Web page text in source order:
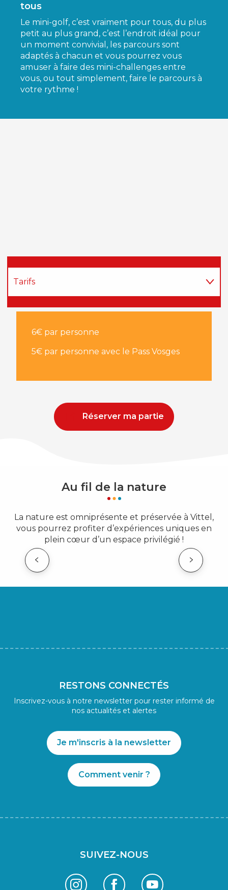
tous
Le mini-golf, c’est vraiment pour tous, du plus
petit au plus grand, c’est l’endroit idéal pour
un moment convivial, les parcours sont
adaptés à chacun et vous pourrez vous
amuser à faire des mini-challenges entre
vous, ou tout simplement, faire le parcours à
votre rythme !
Tarifs
Gratuité
6€ par personne
5€ par personne avec le Pass Vosges
Réserver ma partie
Au fil de la nature
La nature est omniprésente et préservée à Vittel,
vous pourrez profiter d’expériences uniques en
plein cœur d’un espace privilégié !
UNE FORÊT PARC DIVERTISSANTE
RESTONS CONNECTÉS
Inscrivez-vous à notre newsletter pour rester informé de
nos actualités et alertes
Je m'inscris à la newsletter
Comment venir ?
SUIVEZ-NOUS